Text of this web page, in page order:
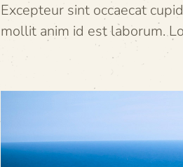
Excepteur sint occaecat
mollit anim id est laborum.